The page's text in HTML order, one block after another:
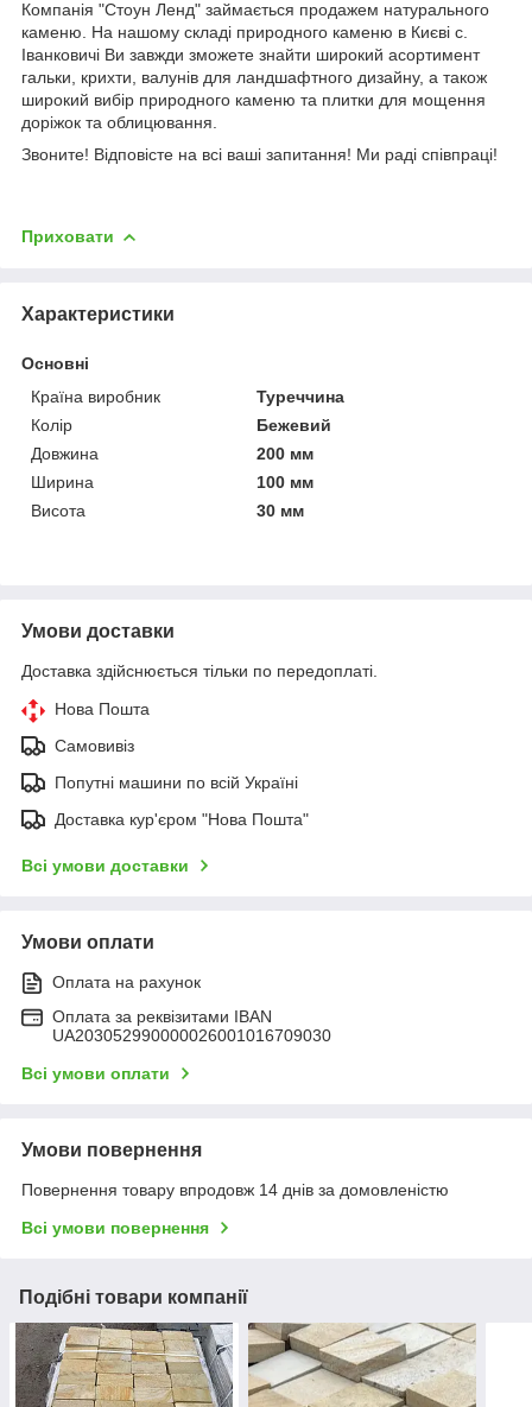
Компанія "Стоун Ленд" займається продажем натурального
каменю. На нашому складі природного каменю в Києві с.
Іванковичі Ви завжди зможете знайти широкий асортимент
гальки, крихти, валунів для ландшафтного дизайну, а також
широкий вибір природного каменю та плитки для мощення
доріжок та облицювання.
Звоните! Відповісте на всі ваші запитання! Ми раді співпраці!
Приховати
Характеристики
Основні
Країна виробник
Туреччина
Колір
Бежевий
Довжина
200 мм
Ширина
100 мм
Висота
30 мм
Умови доставки
Доставка здійснюється тільки по передоплаті.
Нова Пошта
Самовивіз
Попутні машини по всій Україні
Доставка кур'єром "Нова Пошта"
Всі умови доставки
Умови оплати
Оплата на рахунок
Оплата за реквізитами IBAN
UA203052990000026001016709030
Всі умови оплати
Умови повернення
Повернення товару впродовж 14 днів за домовленістю
Всі умови повернення
Подібні товари компанії